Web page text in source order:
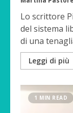
Lo scrittore
del sistema
di una
Leggi di più
1 MIN READ